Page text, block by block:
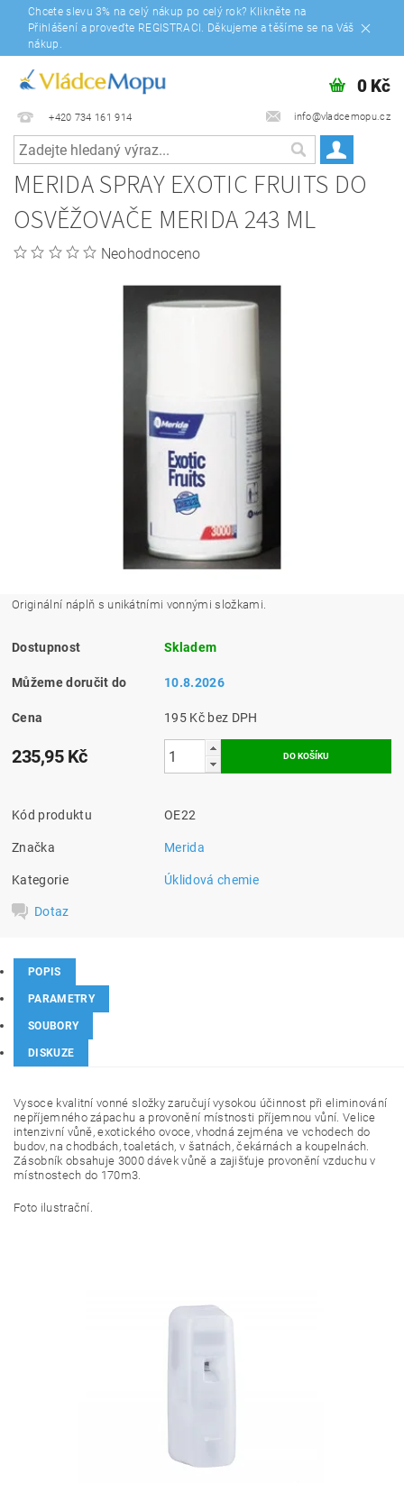
Chcete slevu 3% na celý nákup po celý rok? Klikněte na
Přihlášení a proveďte REGISTRACI. Děkujeme a těšíme se na Váš
nákup.
+420 734 161 914 info@vladcemopu.cz
0 Kč
MERIDA SPRAY EXOTIC FRUITS DO
OSVĚŽOVAČE MERIDA 243 ML
Neohodnoceno
Originální náplň s unikátními vonnými složkami.
Dostupnost Skladem
Můžeme doručit do 10.8.2026
Cena 195 Kč bez DPH
235,95 Kč
Kód produktu OE22
Značka Merida
Kategorie Úklidová chemie
Dotaz
POPIS
PARAMETRY
SOUBORY
DISKUZE
Vysoce kvalitní vonné složkyzaručují vysokou účinnost při eliminování
nepříjemného zápachu a provonění místnosti příjemnou vůní. Velice
intenzivní vůně, exotického ovoce, vhodná zejména ve vchodech do
budov, na chodbách, toaletách, v šatnách, čekárnách a koupelnách.
Zásobník obsahuje 3000 dávek vůně a zajišťuje provonění vzduchu v
místnostech do 170m3.
Foto ilustrační.